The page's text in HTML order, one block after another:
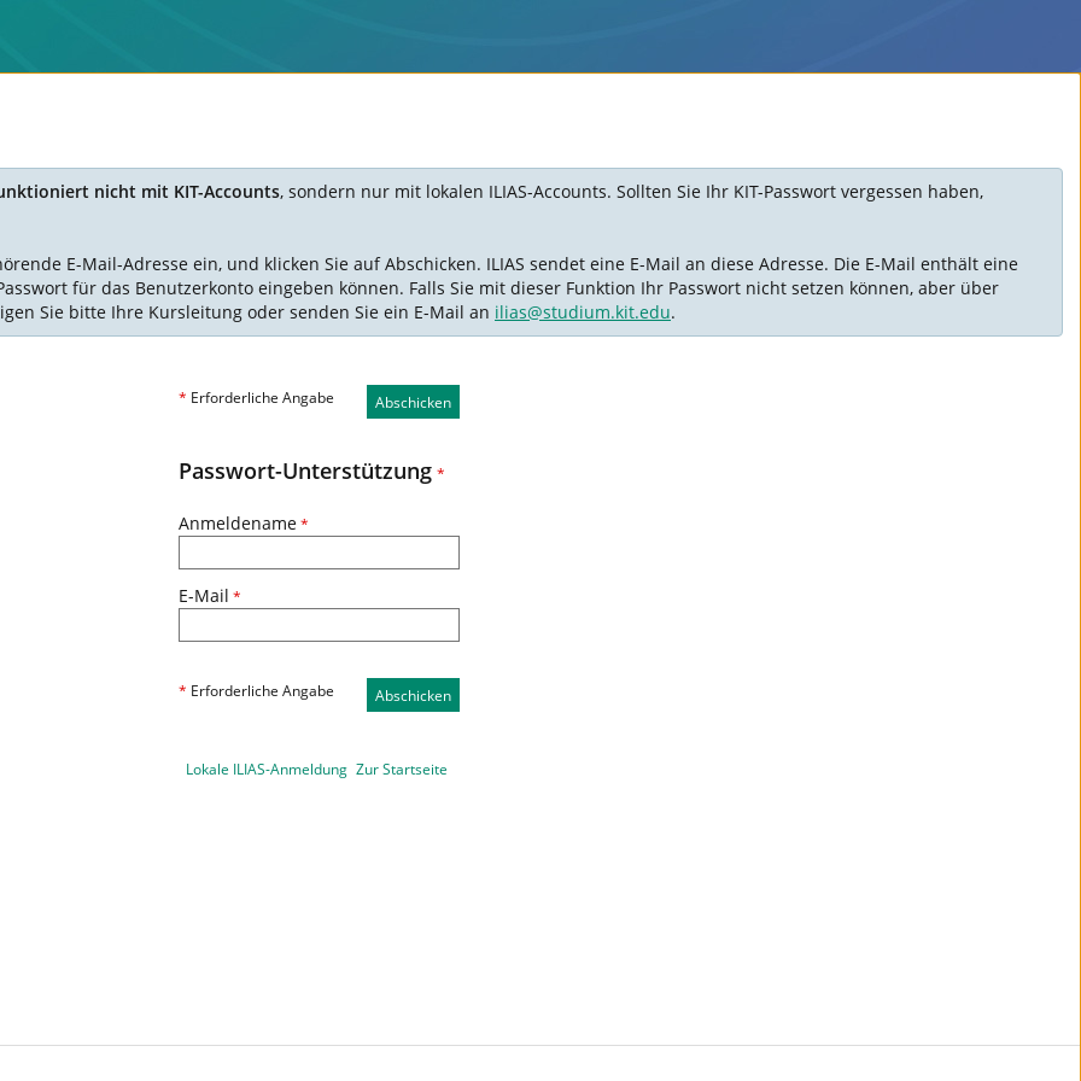
nicht mit KIT-Accounts, sondern nur mit lokalen ILIAS-Accounts. Sollten Sie Ihr KIT-Passwort vergessen haben,
E-Mail-Adresse ein, und klicken Sie auf Abschicken. ILIAS sendet eine E-Mail an diese Adresse. Die E-Mail enthält eine
für das Benutzerkonto eingeben können. Falls Sie mit dieser Funktion Ihr Passwort nicht setzen können, aber über
Sie bitte Ihre Kursleitung oder senden Sie ein E-Mail an ilias@studium.kit.edu.
Abschicken
* Erforderliche Angabe
Passwort-Unterstützung *
Anmeldename *
E-Mail *
* Erforderliche Angabe Abschicken
Lokale ILIAS-Anmeldung Zur Startseite